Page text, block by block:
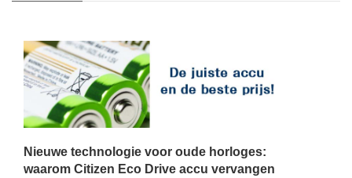
Nieuwe technologie voor oude horloges:
waarom Citizen Eco Drive accu vervangen